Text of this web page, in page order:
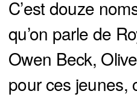
C’est douze
qu’on parle de
Owen Beck,
pour ces jeunes,